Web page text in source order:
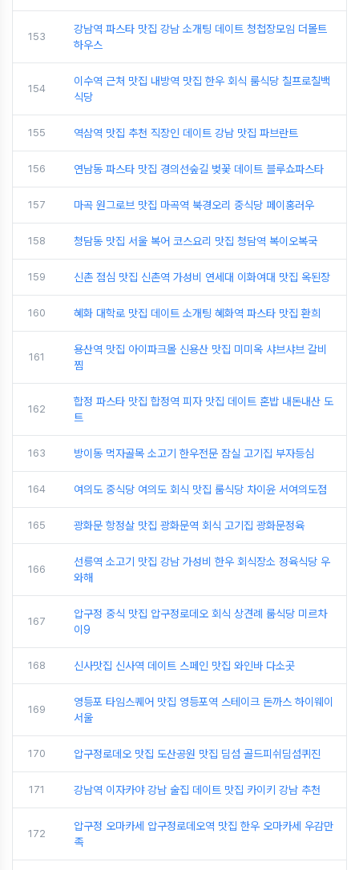
153
강남역 파스타 맛집 강남 소개팅 데이트 청첩장모임 더몰트
하우스
154
이수역 근처 맛집 내방역 맛집 한우 회식 룸식당 칠프로칠백
식당
155 역삼역 맛집 추천 직장인 데이트 강남 맛집 파브란트
156 연남동 파스타 맛집 경의선숲길 벚꽃 데이트 블루쇼파스타
157 마곡 원그로브 맛집 마곡역 북경오리 중식당 페이홍러우
158 청담동 맛집 서울 복어 코스요리 맛집 청담역 복이오복국
159 신촌 점심 맛집 신촌역 가성비 연세대 이화여대 맛집 옥된장
160 혜화 대학로 맛집 데이트 소개팅 혜화역 파스타 맛집 환희
161
용산역 맛집 아이파크몰 신용산 맛집 미미옥 샤브샤브 갈비
찜
162
합정 파스타 맛집 합정역 피자 맛집 데이트 혼밥 내돈내산 도
트
163 방이동 먹자골목 소고기 한우전문 잠실 고기집 부자등심
164 여의도 중식당 여의도 회식 맛집 룸식당 차이윤 서여의도점
165 광화문 항정살 맛집 광화문역 회식 고기집 광화문정육
166
선릉역 소고기 맛집 강남 가성비 한우 회식장소 정육식당 우
와해
167
압구정 중식 맛집 압구정로데오 회식 상견례 룸식당 미르차
이9
168 신사맛집 신사역 데이트 스페인 맛집 와인바 다소곳
169
영등포 타임스퀘어 맛집 영등포역 스테이크 돈까스 하이웨이
서울
170 압구정로데오 맛집 도산공원 맛집 딤섬 골드피쉬딤섬퀴진
171 강남역 이자카야 강남 술집 데이트 맛집 카이키 강남 추천
172
압구정 오마카세 압구정로데오역 맛집 한우 오마카세 우감만
족